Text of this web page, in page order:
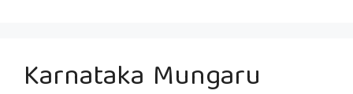
Karnataka Mungaru